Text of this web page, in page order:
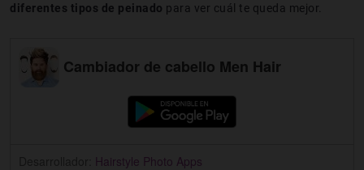
diferentes tipos de peinado para ver cuál te queda mejor.
Cambiador de cabello Men Hair
Hairstyle Photo Apps